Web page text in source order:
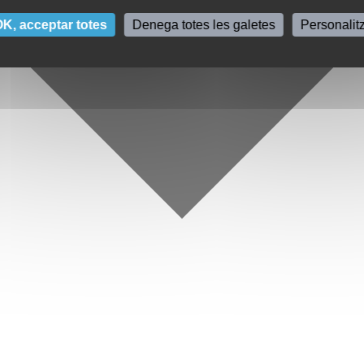
acceptar totes Denega totes les galetes